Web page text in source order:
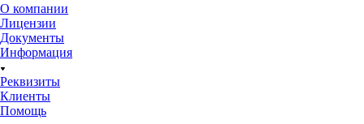
О компании
Лицензии
Документы
Информация
Реквизиты
Клиенты
Помощь